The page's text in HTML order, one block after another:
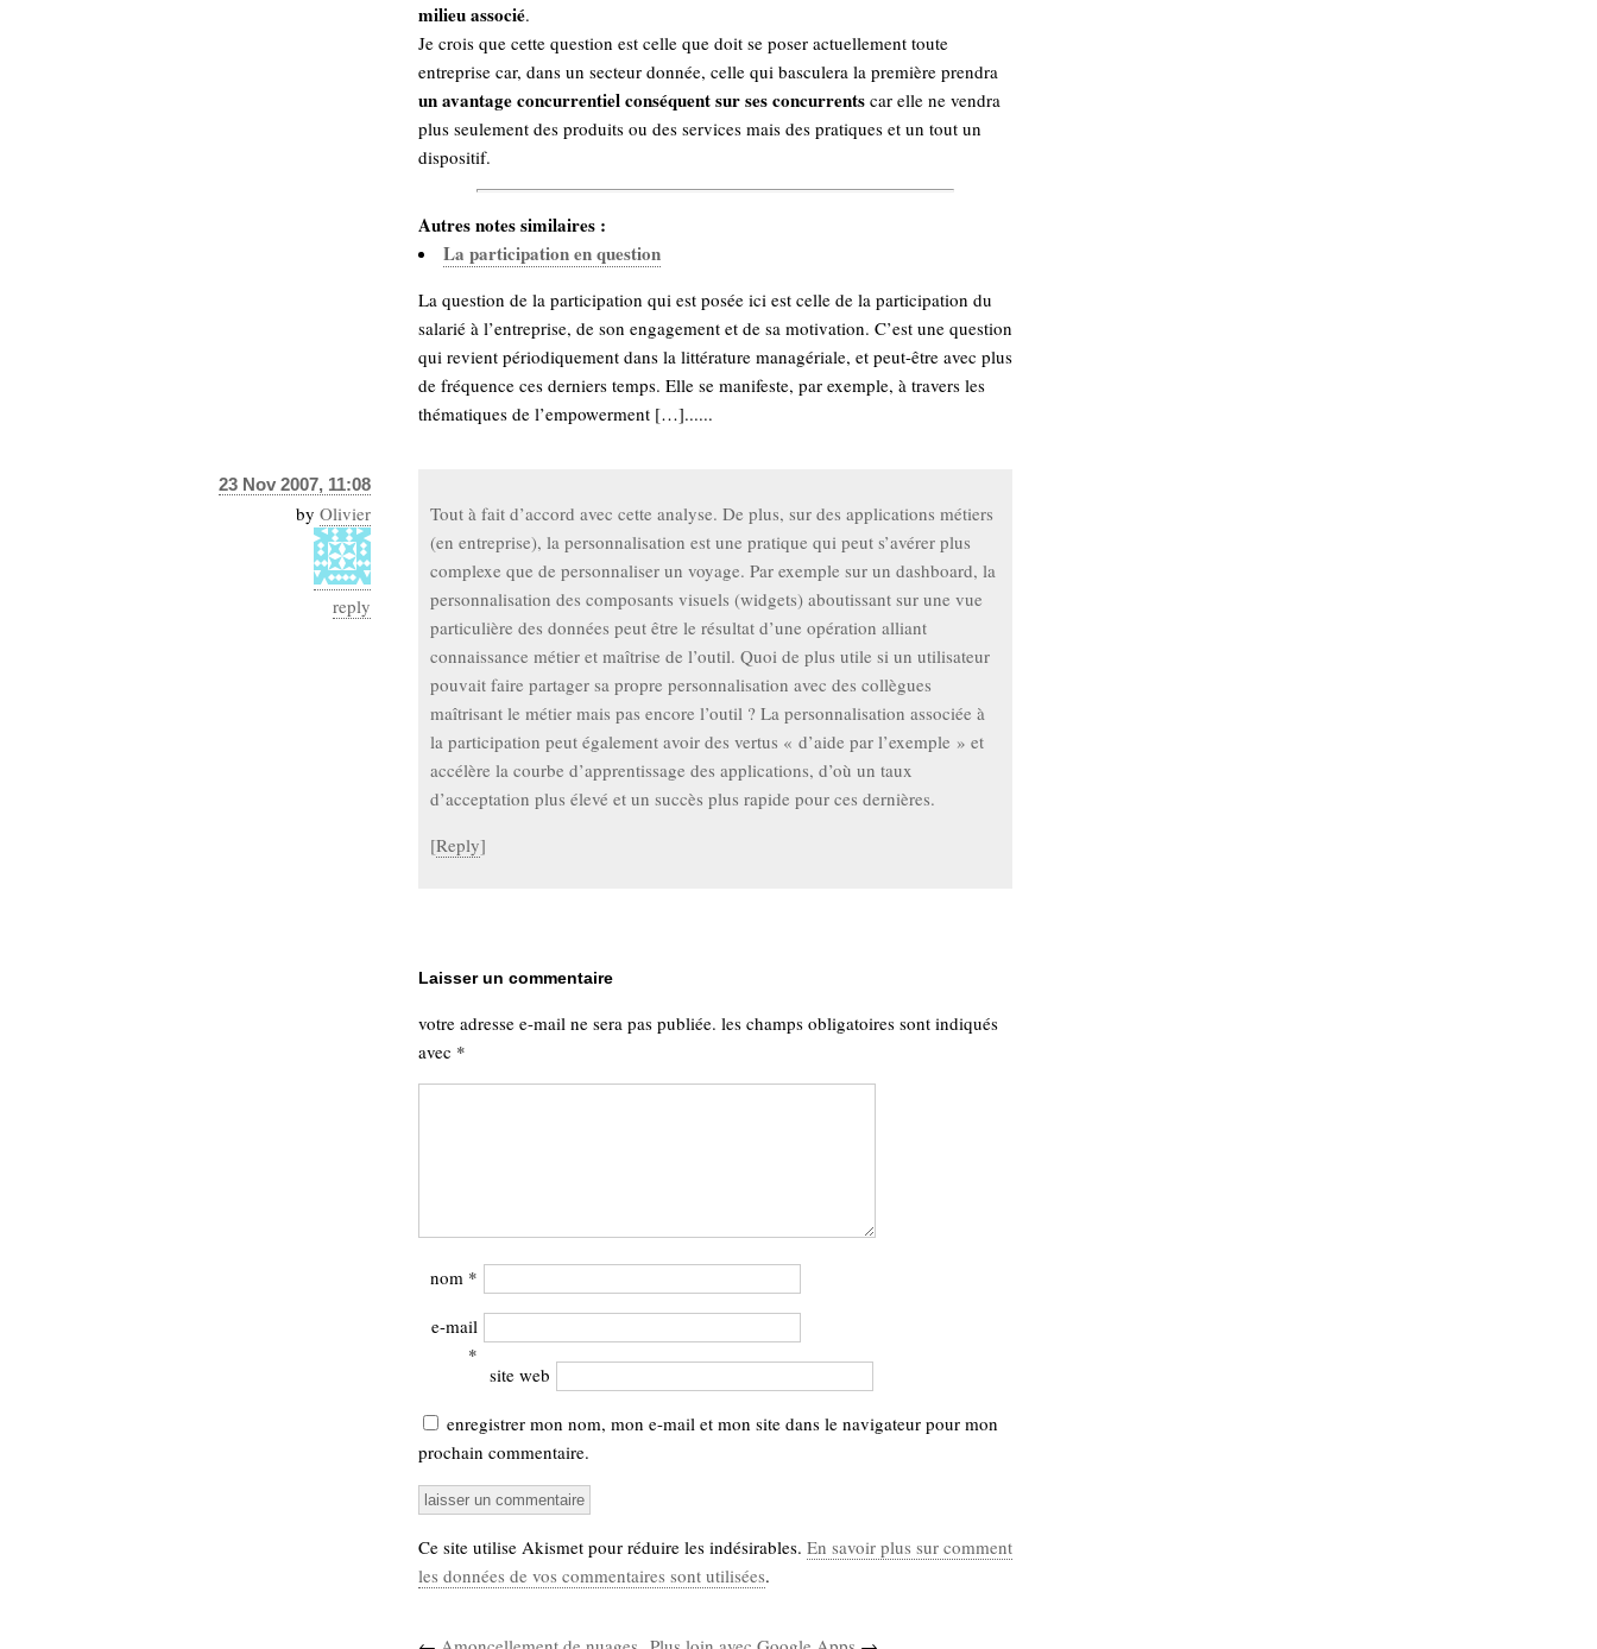
milieu associé.
Je crois que cette question est celle que doit se poser actuellement toute
entreprise car, dans un secteur donnée, celle qui basculera la première prendra
un avantage concurrentiel conséquent sur ses concurrents car elle ne vendra
plus seulement des produits ou des services mais des pratiques et un tout un
dispositif.
Autres notes similaires :
La participation en question
La question de la participation qui est posée ici est celle de la participation du
salarié à l’entreprise, de son engagement et de sa motivation. C’est une question
qui revient périodiquement dans la littérature managériale, et peut-être avec plus
de fréquence ces derniers temps. Elle se manifeste, par exemple, à travers les
thématiques de l’empowerment […]......
23 Nov 2007, 11:08
by Olivier
reply
Tout à fait d’accord avec cette analyse. De plus, sur des applications métiers
(en entreprise), la personnalisation est une pratique qui peut s’avérer plus
complexe que de personnaliser un voyage. Par exemple sur un dashboard, la
personnalisation des composants visuels (widgets) aboutissant sur une vue
particulière des données peut être le résultat d’une opération alliant
connaissance métier et maîtrise de l’outil. Quoi de plus utile si un utilisateur
pouvait faire partager sa propre personnalisation avec des collègues
maîtrisant le métier mais pas encore l’outil ? La personnalisation associée à
la participation peut également avoir des vertus « d’aide par l’exemple » et
accélère la courbe d’apprentissage des applications, d’où un taux
d’acceptation plus élevé et un succès plus rapide pour ces dernières.
[Reply]
Laisser un commentaire
votre adresse e-mail ne sera pas publiée. les champs obligatoires sont indiqués
avec *
nom *
e-mail
*
site web
enregistrer mon nom, mon e-mail et mon site dans le navigateur pour mon
prochain commentaire.
Ce site utilise Akismet pour réduire les indésirables. En savoir plus sur comment
les données de vos commentaires sont utilisées.